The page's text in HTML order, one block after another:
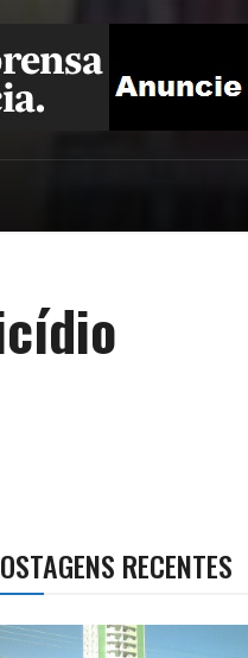
RECENTES